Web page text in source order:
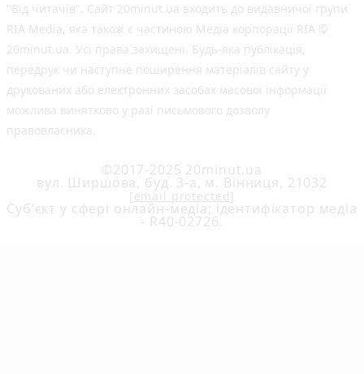
"Від читачів". Сайт 20minut.ua входить до видавничої групи
RIA Media, яка також є частиною Медіа корпорації RIA ©
20minut.ua. Усі права захищені. Будь-яка публiкацiя,
передрук чи наступне поширення матеріалів сайту у
друкованих або електронних засобах масової інформації
можлива винятково у разі письмового дозволу
правовласника.
©2017-2025 20minut.ua
вул. Ширшова, буд. 3-а, м. Вінниця, 21032
[email protected]
Cуб'єкт у сфері онлайн-медіа; ідентифікатор медіа
- R40-02726.